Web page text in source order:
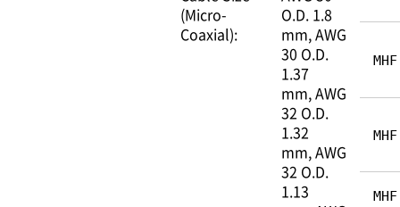
(Micro-
Coaxial):
O.D. 1.8
mm AWG
30 O.D.
1.37
mm AWG
32 O.D.
1.32
mm AWG
32 O.D.
1.13